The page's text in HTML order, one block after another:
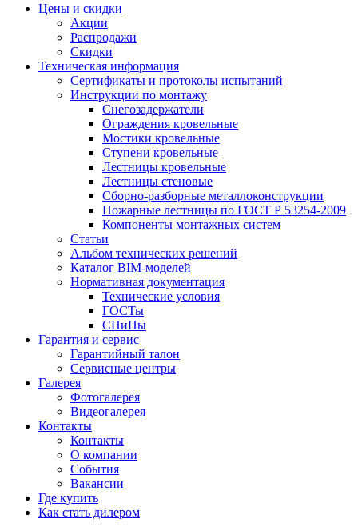
Цены и скидки
Акции
Распродажи
Скидки
Техническая информация
Сертификаты и протоколы испытаний
Инструкции по монтажу
Снегозадержатели
Ограждения кровельные
Мостики кровельные
Ступени кровельные
Лестницы кровельные
Лестницы стеновые
Сборно-разборные металлоконструкции
Пожарные лестницы по ГОСТ Р 53254-2009
Компоненты монтажных систем
Статьи
Альбом технических решений
Каталог BIM-моделей
Нормативная документация
Технические условия
ГОСТы
СНиПы
Гарантия и сервис
Гарантийный талон
Сервисные центры
Галерея
Фотогалерея
Видеогалерея
Контакты
Контакты
О компании
События
Вакансии
Где купить
Как стать дилером